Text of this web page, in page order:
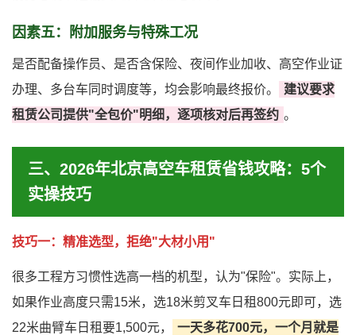
因素五：附加服务与特殊工况
是否配备操作员、是否含保险、夜间作业加收、高空作业证
办理、多台车同时调度等，均会影响最终报价。
建议要求
租赁公司提供"全包价"明细，逐项核对后再签约 。
三、2026年北京高空车租赁省钱攻略：5个
实操技巧
技巧一：精准选型，拒绝"大材小用"
很多工程方习惯性选高一档的机型，认为"保险"。实际上，
如果作业高度只需15米，选18米剪叉车日租800元即可，选
22米曲臂车日租要1,500元，
一天多花700元，一个月就是